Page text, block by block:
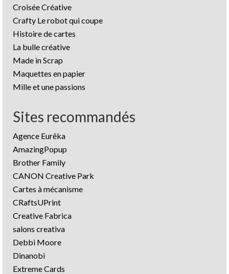
Croisée Créative
Crafty Le robot qui coupe
Histoire de cartes
La bulle créative
Made in Scrap
Maquettes en papier
Mille et une passions
Sites recommandés
Agence Eurêka
AmazingPopup
Brother Family
CANON Creative Park
Cartes à mécanisme
CRaftsUPrint
Creative Fabrica
salons creativa
Debbi Moore
Dinanobi
Extreme Cards